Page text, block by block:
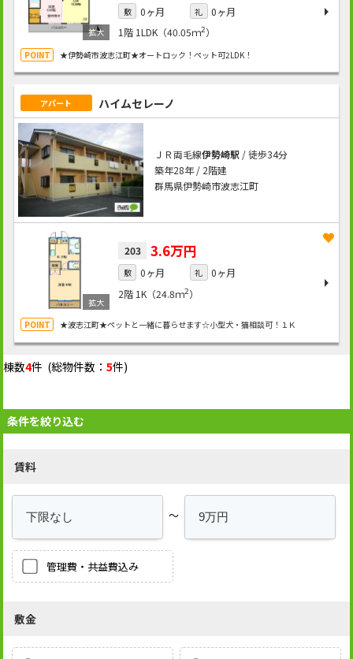
敷 0ヶ月 礼
0ヶ月
1階 1LDK（40.05ｍ2）
★伊勢崎市波志江町★オートロック！ペット可2LDK！
アパート ハイムセレーノ
ＪＲ両毛線伊勢崎駅/ 徒歩34分
築年28年 / 2階建
群馬県伊勢崎市波志江町
203 3.6万円
敷 0ヶ月 礼
0ヶ月
2階 1K（24.8ｍ2）
★波志江町★ペットと一緒に暮らせます☆小型犬・猫相談可！１Ｋ
棟数4件 (総物件数：5件)
条件を絞り込む
賃料
～
管理費・共益費込み
敷金